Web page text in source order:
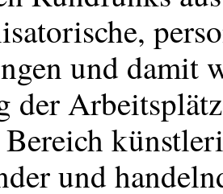
und damit
der
und